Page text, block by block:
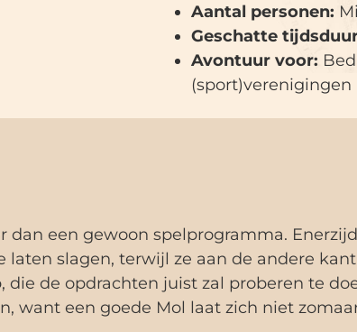
Aantal personen:
Geschatte
Avontuur voor:
(sport)verenigingen
dan een gewoon spelprogramma.
slagen, terwijl ze aan de andere
die de opdrachten juist zal proberen te
want een goede Mol laat zich niet